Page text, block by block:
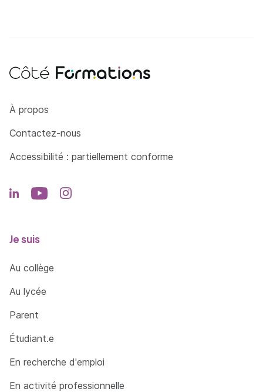
Côté Formations
À propos
Contactez-nous
Accessibilité : partiellement conforme
Je suis
Au collège
Au lycée
Parent
Étudiant.e
En recherche d'emploi
En activité professionnelle